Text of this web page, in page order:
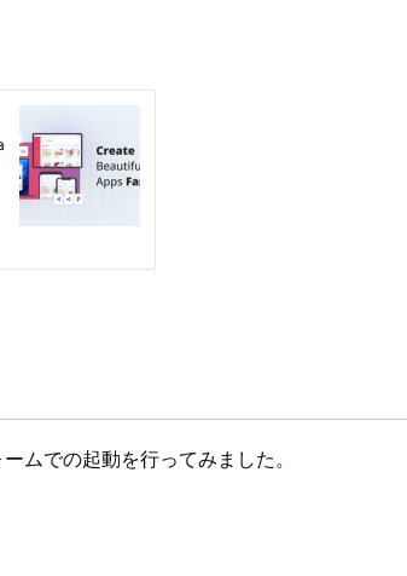
ムでの起動を行ってみました。